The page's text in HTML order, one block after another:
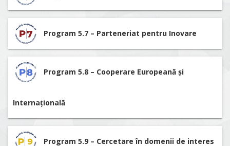
Program 5.7 – Parteneriat pentru Inovare
Program 5.8 – Cooperare Europeană și
Internațională
Program 5.9 – Cercetare în domenii de interes